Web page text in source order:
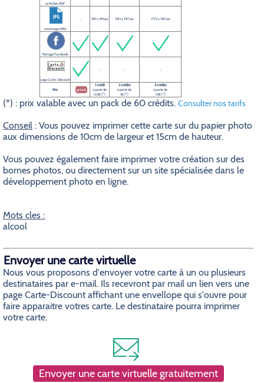
un fichier PDF
une image JPEG
- 591 x 394 px 1181 x 787 px 1772 x 1181 px
Partage Facebook
Logo Carte-Discount
- - -
Prix gratuit
1 crédit
à partir de
0,5€ (*)
2 crédits
à partir de
1€ (*)
3 crédits
à partir de
1,5€ (*)
(*) : prix valable avec un pack de 60 crédits. Consulter nos tarifs
Conseil : Vous pouvez imprimer cette carte sur du papier photo
aux dimensions de 10cm de largeur et 15cm de hauteur.
Vous pouvez également faire imprimer votre création sur des
bornes photos, ou directement sur un site spécialisée dans le
développement photo en ligne.
Mots cles :
alcool
Envoyer une carte virtuelle
Nous vous proposons d'envoyer votre carte à un ou plusieurs
destinataires par e-mail. Ils recevront par mail un lien vers une
page Carte-Discount affichant une envellope qui s'ouvre pour
faire apparaitre votres carte. Le destinataire pourra imprimer
votre carte.
Envoyer une carte virtuelle gratuitement